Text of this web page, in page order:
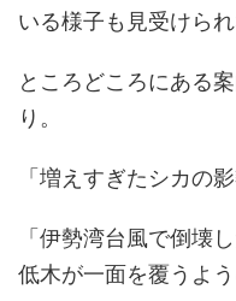
いる様子も見受けられ
ところどころにある
り。
「増えすぎたシカの
「伊勢湾台風で倒壊
低木が一面を覆うよう